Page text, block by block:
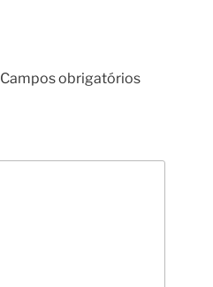
Campos obrigatórios